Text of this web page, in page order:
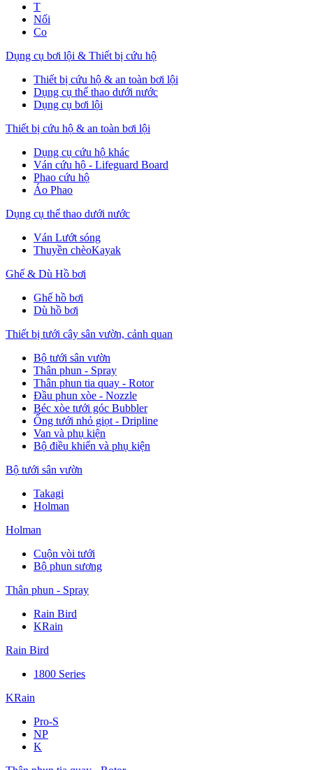
T
Nối
Co
Dụng cụ bơi lội & Thiết bị cứu hộ
Thiết bị cứu hộ & an toàn bơi lội
Dụng cụ thể thao dưới nước
Dụng cụ bơi lội
Thiết bị cứu hộ & an toàn bơi lội
Dụng cụ cứu hộ khác
Ván cứu hộ - Lifeguard Board
Phao cứu hộ
Áo Phao
Dụng cụ thể thao dưới nước
Ván Lướt sóng
Thuyền chèoKayak
Ghế & Dù Hồ bơi
Ghế hồ bơi
Dù hồ bơi
Thiết bị tưới cây sân vườn, cảnh quan
Bộ tưới sân vườn
Thân phun - Spray
Thân phun tia quay - Rotor
Đầu phun xòe - Nozzle
Béc xòe tưới góc Bubbler
Ống tưới nhỏ giọt - Dripline
Van và phụ kiện
Bộ điều khiển và phụ kiện
Bộ tưới sân vườn
Takagi
Holman
Holman
Cuộn vòi tưới
Bộ phun sương
Thân phun - Spray
Rain Bird
KRain
Rain Bird
1800 Series
KRain
Pro-S
NP
K